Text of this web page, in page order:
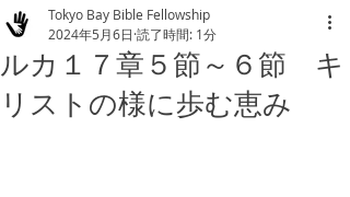
ルカ１７章５節～６節 キ
リストの様に歩む恵み
Tokyo Bay Bible Fellowship
2024年5月6日 読了時間: 1分